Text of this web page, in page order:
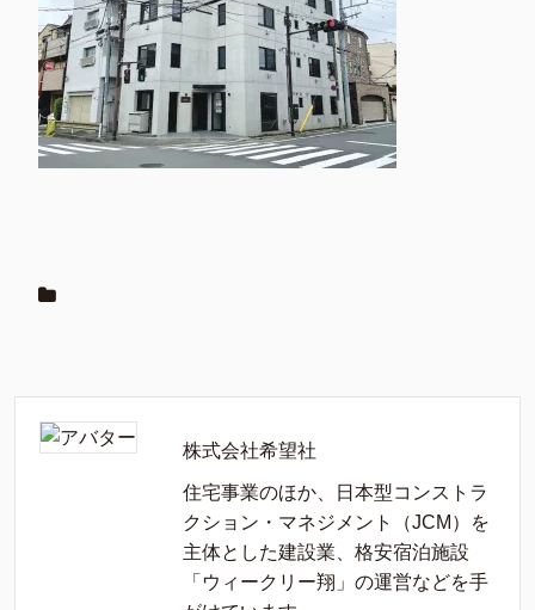
株式会社希望社
住宅事業のほか、日本型コンストラ
クション・マネジメント（JCM）を
主体とした建設業、格安宿泊施設
「ウィークリー翔」の運営などを手